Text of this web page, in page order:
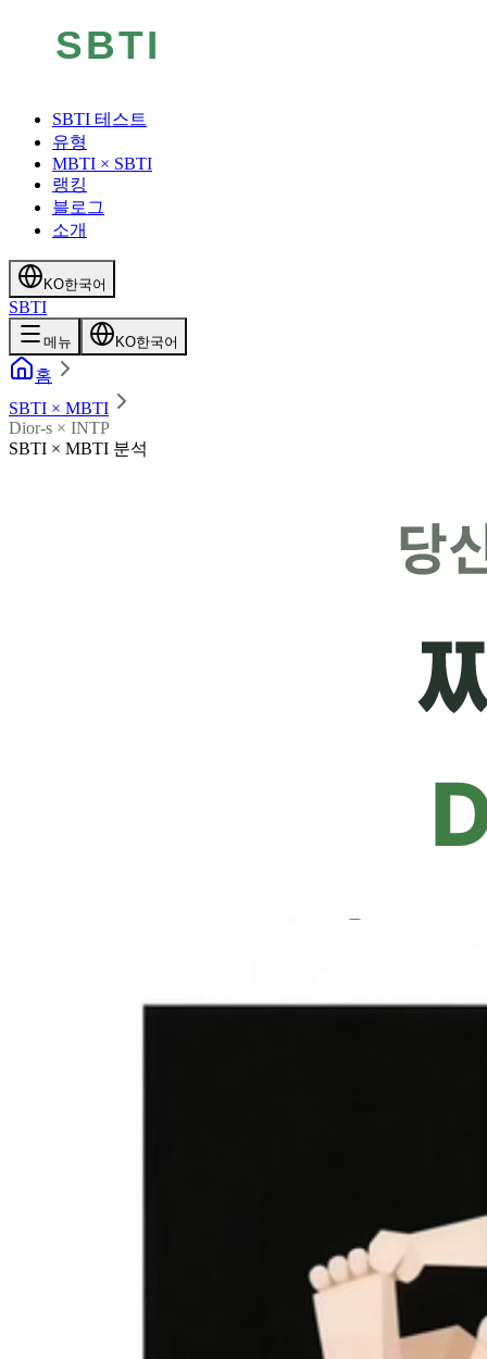
SBTI 테스트
유형
MBTI × SBTI
랭킹
블로그
소개
KO한국어
SBTI
메뉴 KO한국어
홈
SBTI × MBTI
Dior-s × INTP
SBTI × MBTI 분석